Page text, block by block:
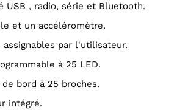
USB , radio, série et Bluetooth.
et un accéléromètre.
assignables par l'utilisateur.
à 25 LED.
de bord à 25 broches.
intégré.